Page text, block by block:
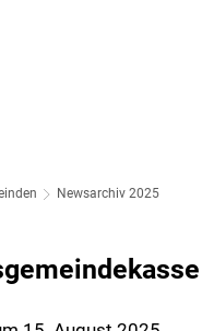
Newsarchiv 2025